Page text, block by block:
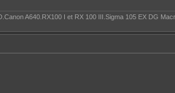
A640.RX100 I et RX 100 III.Sigma 105 EX DG